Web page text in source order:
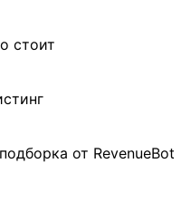
стоит
от RevenueBot